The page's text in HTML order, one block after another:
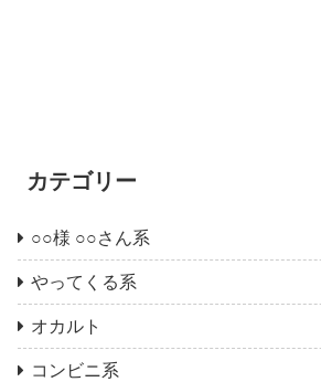
カテゴリー
○○様 ○○さん系
やってくる系
オカルト
コンビニ系